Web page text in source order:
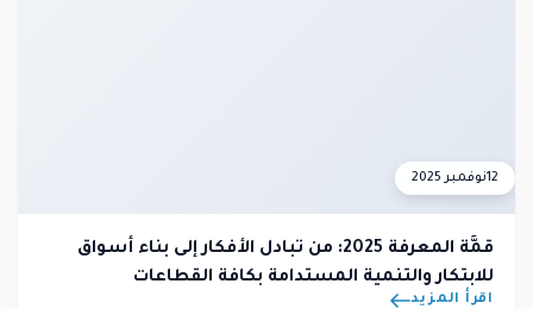
12نوفمبر 2025
قمَّة المعرفة 2025: من تبادل الأفكار إلى بناء أسواق
للابتكار والتنمية المستدامة بكافة القطاعات
اقرأ المزيد